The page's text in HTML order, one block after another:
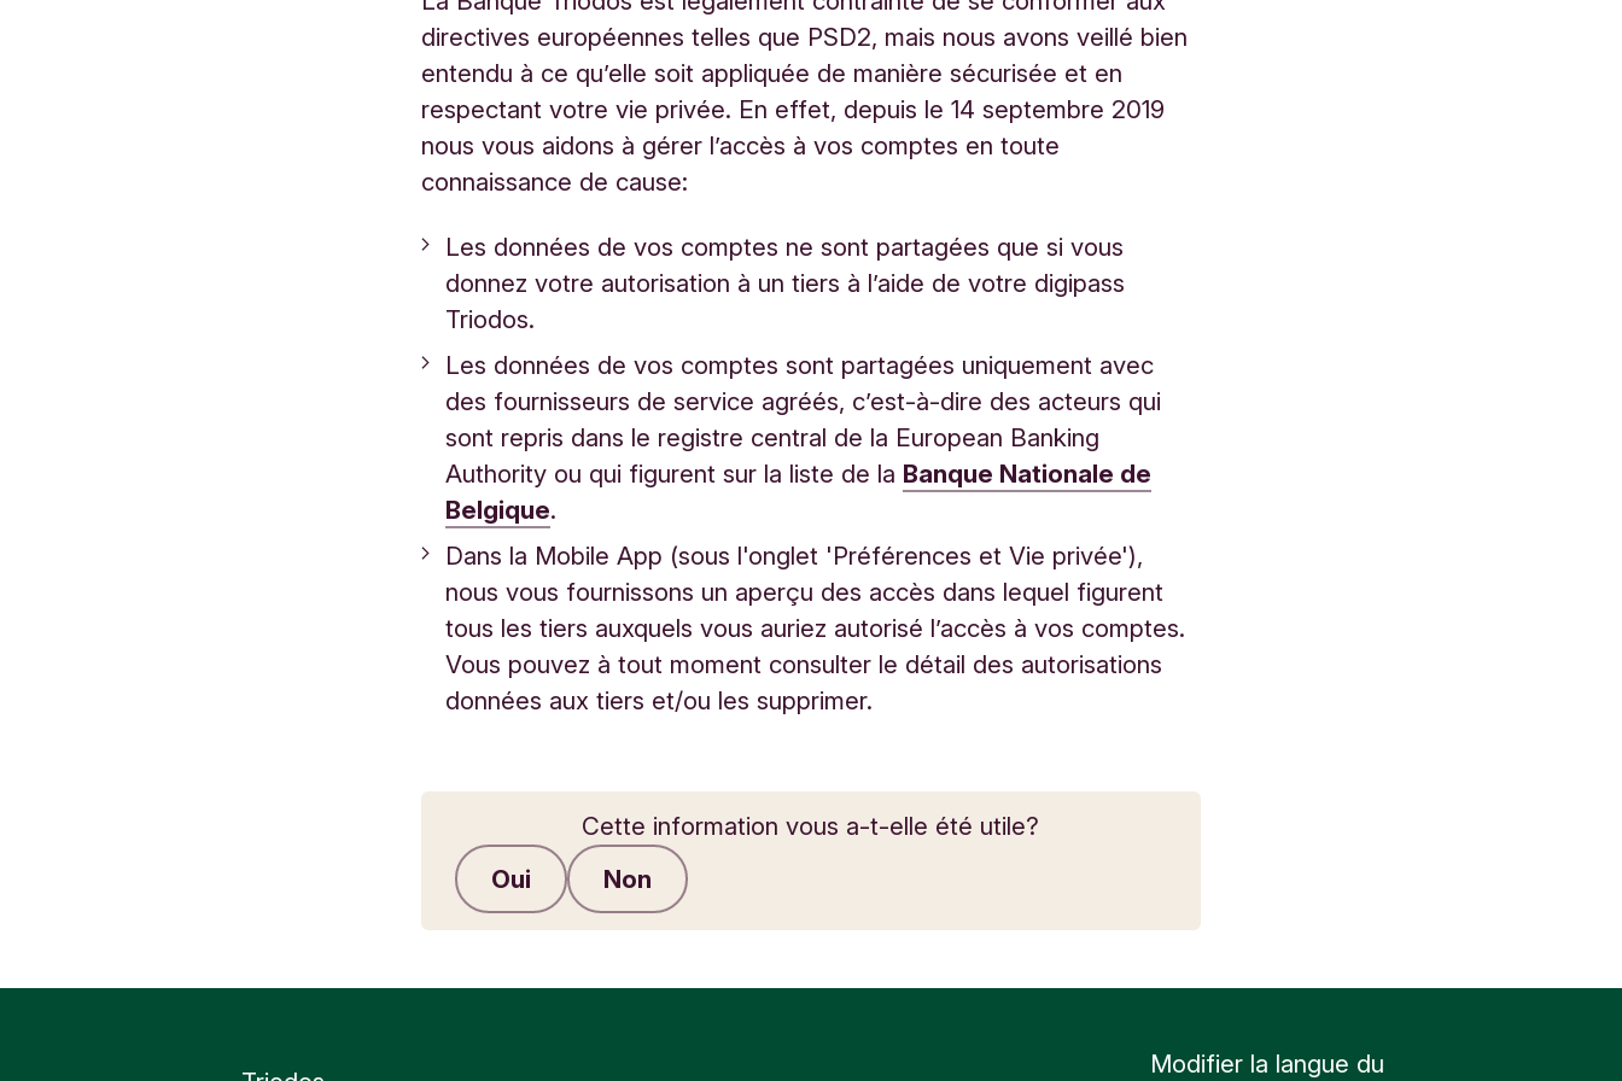
directives européennes telles que PSD2, mais nous avons veillé bien
entendu à ce qu’elle soit appliquée de manière sécurisée et en
respectant votre vie privée. En effet, depuis le 14 septembre 2019
nous vous aidons à gérer l’accès à vos comptes en toute
connaissance de cause:
Les données de vos comptes ne sont partagées que si vous
donnez votre autorisation à un tiers à l’aide de votre digipass
Triodos.
Les données de vos comptes sont partagées uniquement avec
des fournisseurs de service agréés, c’est-à-dire des acteurs qui
sont repris dans le registre central de la European Banking
Authority ou qui figurent sur la liste de la Banque Nationale de
Belgique.
Dans la Mobile App (sous l'onglet 'Préférences et Vie privée'),
nous vous fournissons un aperçu des accès dans lequel figurent
tous les tiers auxquels vous auriez autorisé l’accès à vos comptes.
Vous pouvez à tout moment consulter le détail des autorisations
données aux tiers et/ou les supprimer.
Cette information vous a-t-elle été utile?
Oui
Non
Envoyer des commentaires
Modifier la langue du